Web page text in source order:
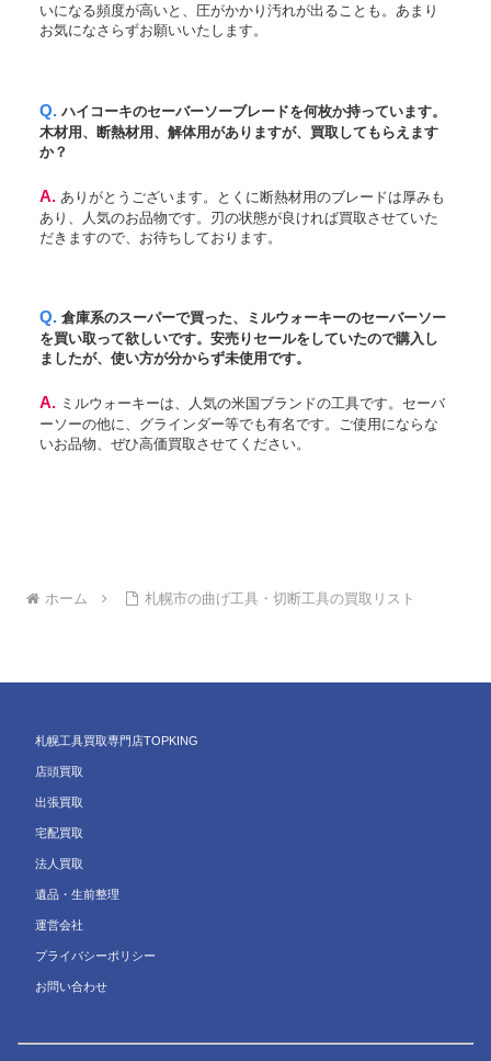
いになる頻度が高いと、圧がかかり汚れが出ることも。あまり
お気になさらずお願いいたします。
Q. ハイコーキのセーバーソーブレードを何枚か持っています。
木材用、断熱材用、解体用がありますが、買取してもらえます
か？
A. ありがとうございます。とくに断熱材用のブレードは厚みも
あり、人気のお品物です。刃の状態が良ければ買取させていた
だきますので、お待ちしております。
Q. 倉庫系のスーパーで買った、ミルウォーキーのセーバーソー
を買い取って欲しいです。安売りセールをしていたので購入し
ましたが、使い方が分からず未使用です。
A. ミルウォーキーは、人気の米国ブランドの工具です。セーバ
ーソーの他に、グラインダー等でも有名です。ご使用にならな
いお品物、ぜひ高価買取させてください。
ホーム 札幌市の曲げ工具・切断工具の買取リスト
札幌工具買取専門店TOPKING
店頭買取
出張買取
宅配買取
法人買取
遺品・生前整理
運営会社
プライバシーポリシー
お問い合わせ